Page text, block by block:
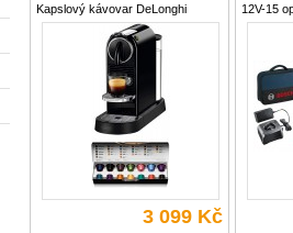
Kapslový kávovar DeLonghi
EN167.B Nespresso Citiz
kombinuje elegantní design s
moderní technologií pro přípravu
kávy s plnou chutí a bohatým
aroma. Díky vysokému tlaku 19
3 099 Kč
12V-15
článků